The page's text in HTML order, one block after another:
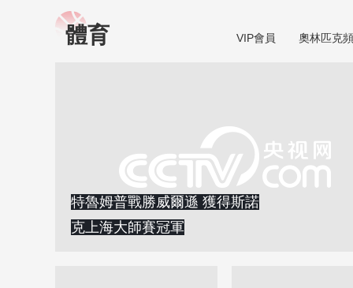
體育 VIP會員 奧林匹克
特魯姆普戰勝威爾遜 獲得斯諾
克上海大師賽冠軍